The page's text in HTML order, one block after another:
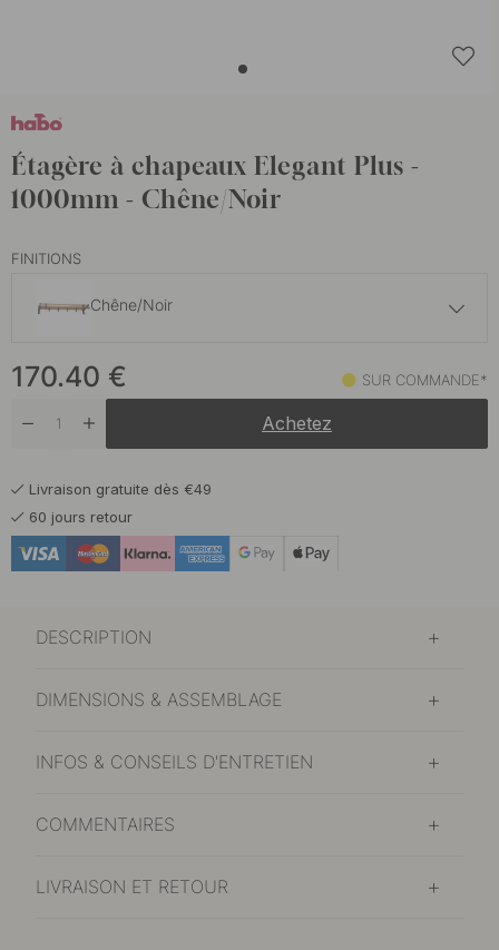
Étagère à chapeaux Elegant Plus -
1000mm - Chêne/Noir
FINITIONS
Chêne/Noir
Blanc/Aluminium Sur commande*
Chêne/Aluminium Sur commande*
Noir
170.40 € SUR COMMANDE*
Achetez
Livraison gratuite dès €49
60 jours retour
DESCRIPTION
DIMENSIONS & ASSEMBLAGE
INFOS & CONSEILS D'ENTRETIEN
COMMENTAIRES
LIVRAISON ET RETOUR